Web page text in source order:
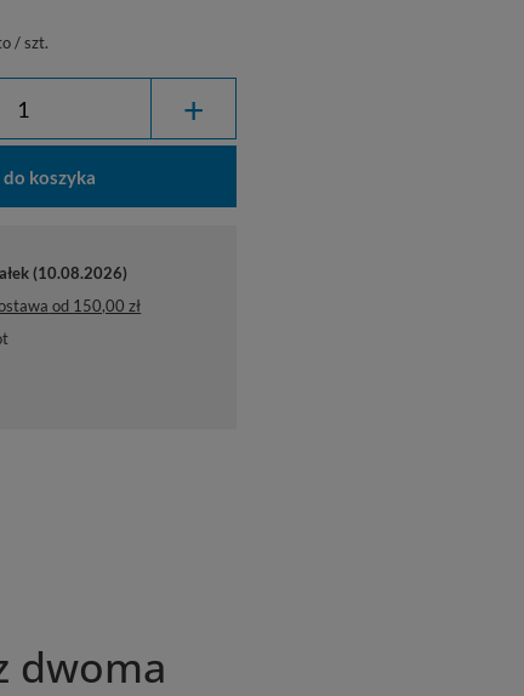
/szt.
+
koszyka
(10.08.2026)
od 150,00 zł
dwoma